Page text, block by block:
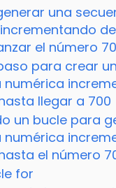
una
el número
para crear
numérica
llegar a 700
un bucle para
numérica
el número
for